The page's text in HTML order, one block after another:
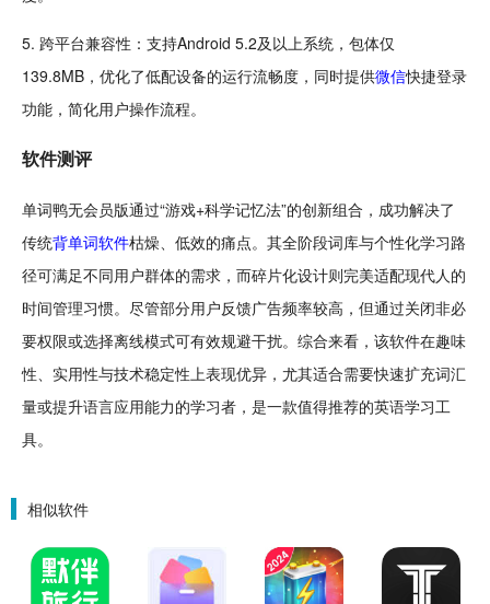
5. 跨平台兼容性：支持Android 5.2及以上系统，包体仅
139.8MB，优化了低配设备的运行流畅度，同时提供微信快捷登录
功能，简化用户操作流程。
软件测评
单词鸭无会员版通过“游戏+科学记忆法”的创新组合，成功解决了
传统背单词软件枯燥、低效的痛点。其全阶段词库与个性化学习路
径可满足不同用户群体的需求，而碎片化设计则完美适配现代人的
时间管理习惯。尽管部分用户反馈广告频率较高，但通过关闭非必
要权限或选择离线模式可有效规避干扰。综合来看，该软件在趣味
性、实用性与技术稳定性上表现优异，尤其适合需要快速扩充词汇
量或提升语言应用能力的学习者，是一款值得推荐的英语学习工
具。
相似软件